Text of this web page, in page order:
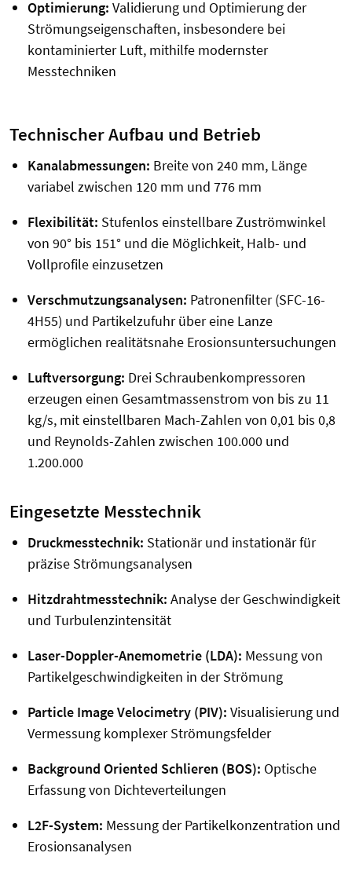
Optimierung: Validierung und Optimierung der
Strömungseigenschaften, insbesondere bei
kontaminierter Luft, mithilfe modernster
Messtechniken
Technischer Aufbau und Betrieb
Kanalabmessungen: Breite von 240 mm, Länge
variabel zwischen 120 mm und 776 mm
Flexibilität: Stufenlos einstellbare Zuströmwinkel
von 90° bis 151° und die Möglichkeit, Halb- und
Vollprofile einzusetzen
Verschmutzungsanalysen: Patronenfilter (SFC-16-
4H55) und Partikelzufuhr über eine Lanze
ermöglichen realitätsnahe Erosionsuntersuchungen
Luftversorgung: Drei Schraubenkompressoren
erzeugen einen Gesamtmassenstrom von bis zu 11
kg/s, mit einstellbaren Mach-Zahlen von 0,01 bis 0,8
und Reynolds-Zahlen zwischen 100.000 und
1.200.000
Eingesetzte Messtechnik
Druckmesstechnik: Stationär und instationär für
präzise Strömungsanalysen
Hitzdrahtmesstechnik: Analyse der Geschwindigkeit
und Turbulenzintensität
Laser-Doppler-Anemometrie (LDA): Messung von
Partikelgeschwindigkeiten in der Strömung
Particle Image Velocimetry (PIV): Visualisierung und
Vermessung komplexer Strömungsfelder
Background Oriented Schlieren (BOS): Optische
Erfassung von Dichteverteilungen
L2F-System: Messung der Partikelkonzentration und
Erosionsanalysen